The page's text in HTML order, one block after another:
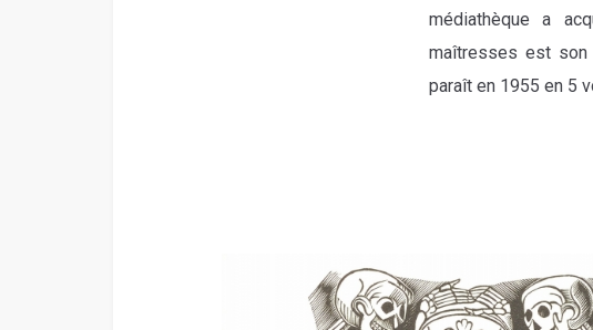
médiathèque a
maîtresses est son
paraît en 1955 en 5